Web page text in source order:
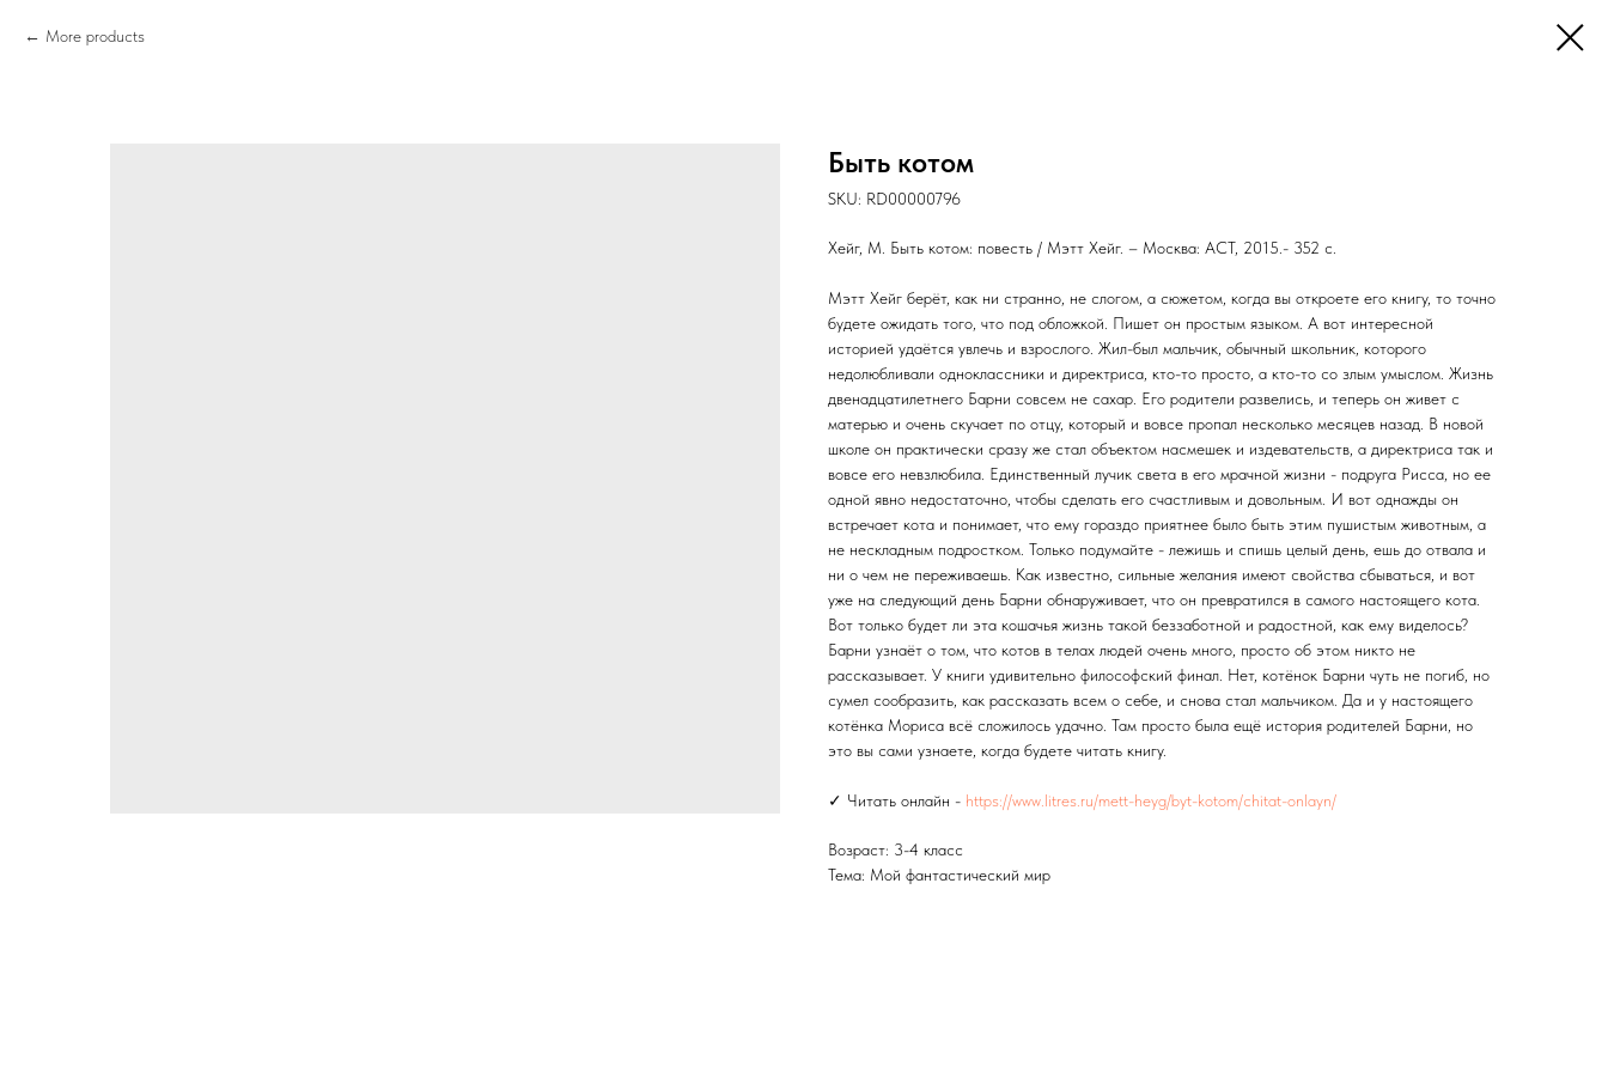
More products
Быть котом
SKU: RD00000796
Хейг, М. Быть котом: повесть / Мэтт Хейг. – Москва: АСТ, 2015.- 352 с.
Мэтт Хейг берёт, как ни странно, не слогом, а сюжетом, когда вы откроете его книгу, то точно
будете ожидать того, что под обложкой. Пишет он простым языком. А вот интересной
историей удаётся увлечь и взрослого. Жил-был мальчик, обычный школьник, которого
недолюбливали одноклассники и директриса, кто-то просто, а кто-то со злым умыслом. Жизнь
двенадцатилетнего Барни совсем не сахар. Его родители развелись, и теперь он живет с
матерью и очень скучает по отцу, который и вовсе пропал несколько месяцев назад. В новой
школе он практически сразу же стал объектом насмешек и издевательств, а директриса так и
вовсе его невзлюбила. Единственный лучик света в его мрачной жизни - подруга Рисса, но ее
одной явно недостаточно, чтобы сделать его счастливым и довольным. И вот однажды он
встречает кота и понимает, что ему гораздо приятнее было быть этим пушистым животным, а
не нескладным подростком. Только подумайте - лежишь и спишь целый день, ешь до отвала и
ни о чем не переживаешь. Как известно, сильные желания имеют свойства сбываться, и вот
уже на следующий день Барни обнаруживает, что он превратился в самого настоящего кота.
Вот только будет ли эта кошачья жизнь такой беззаботной и радостной, как ему виделось?
Барни узнаёт о том, что котов в телах людей очень много, просто об этом никто не
рассказывает. У книги удивительно философский финал. Нет, котёнок Барни чуть не погиб, но
сумел сообразить, как рассказать всем о себе, и снова стал мальчиком. Да и у настоящего
котёнка Мориса всё сложилось удачно. Там просто была ещё история родителей Барни, но
это вы сами узнаете, когда будете читать книгу.
✓ Читать онлайн - https://www.litres.ru/mett-heyg/byt-kotom/chitat-onlayn/
Возраст: 3-4 класс
Тема: Мой фантастический мир